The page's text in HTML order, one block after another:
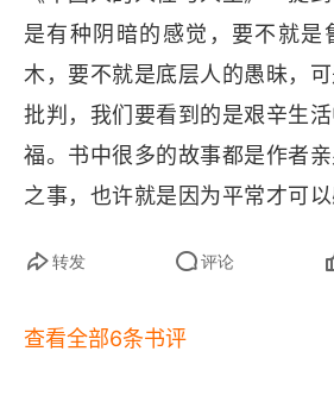
何妨减之
我的“人生经验”
期望
禅机可无，灵犀当有
是有种阴暗的感觉，要不就是
木，要不就是底层人的愚昧，
批判，我们要看到的是艰辛生
福。书中很多的故事都是作者
之事，也许就是因为平常才可
多，而且还在源源不断的生产
转发 评论
查看全部6条书评